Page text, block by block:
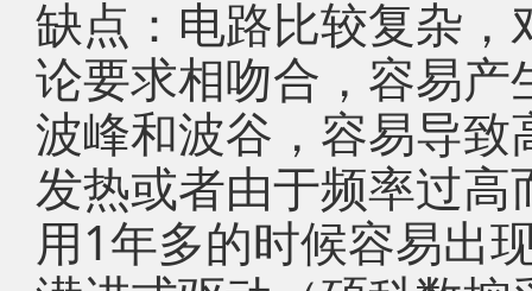
缺点：电路比较复杂
论要求相吻合，容易
波峰和波谷，容易导
发热或者由于频率过
用1年多的时候容易出